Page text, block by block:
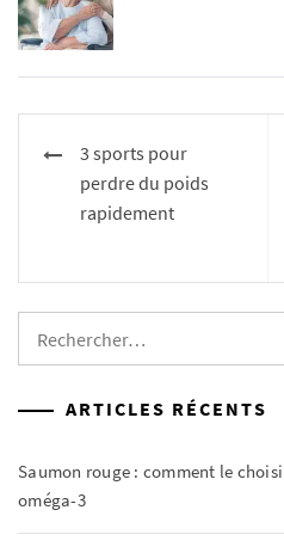
Navigation
l’article
3 sports pour
perdre du poids
rapidement
ARTICLES RÉCENTS
Saumon rouge : comment le
oméga-3